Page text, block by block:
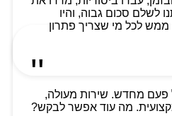
לשלם סכום גבוה, והיו
לכל מי שצריך פתרון
פעם מחדש. שירות מעולה,
מקצועית. מה עוד אפשר לבקש?